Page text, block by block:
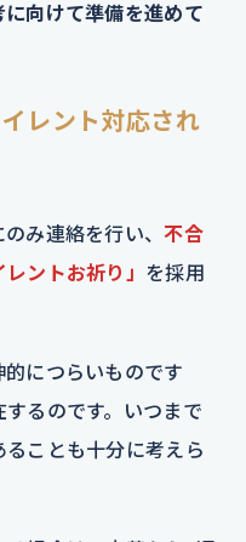
に向けて準備を進めて
レント対応され
み連絡を行い、不合
ントお祈り」 を採用
につらいものです
るのです。いつまで
ことも十分に考えら